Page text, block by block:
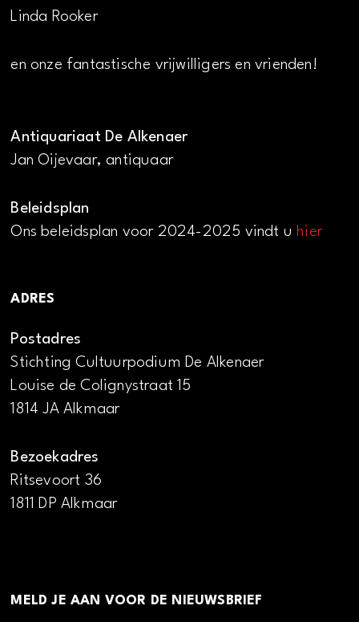
Linda Rooker
en onze fantastische vrijwilligers en vrienden!
Antiquariaat De Alkenaer
Jan Oijevaar, antiquaar
Beleidsplan
Ons beleidsplan voor 2024-2025 vindt uhier
ADRES
Postadres
Stichting Cultuurpodium De Alkenaer
Louise de Colignystraat 15
1814 JA Alkmaar
Bezoekadres
Ritsevoort 36
1811 DP Alkmaar
MELD JE AAN VOOR DE NIEUWSBRIEF